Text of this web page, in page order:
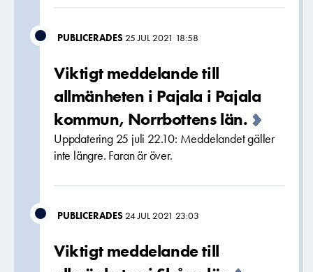
PUBLICERADES 25 JUL 2021 18:58
Viktigt meddelande till
allmänheten i Pajala i Pajala
kommun, Norrbottens län.
Uppdatering 25 juli 22.10: Meddelandet gäller
inte längre. Faran är över.
PUBLICERADES 24 JUL 2021 23:03
Viktigt meddelande till